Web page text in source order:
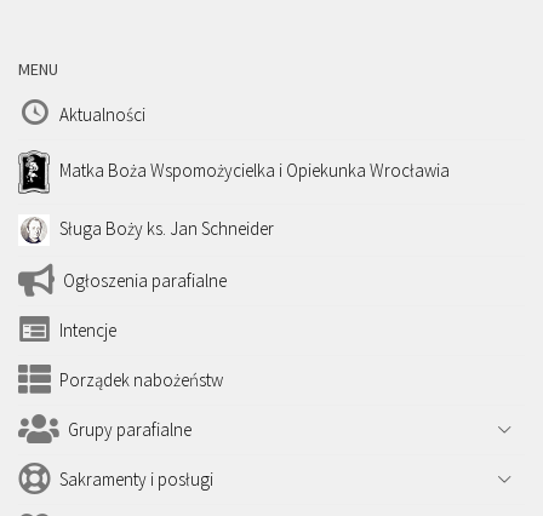
MENU
Aktualności
Matka Boża Wspomożycielka i Opiekunka Wrocławia
Sługa Boży ks. Jan Schneider
Ogłoszenia parafialne
Intencje
Porządek nabożeństw
Grupy parafialne
Sakramenty i posługi